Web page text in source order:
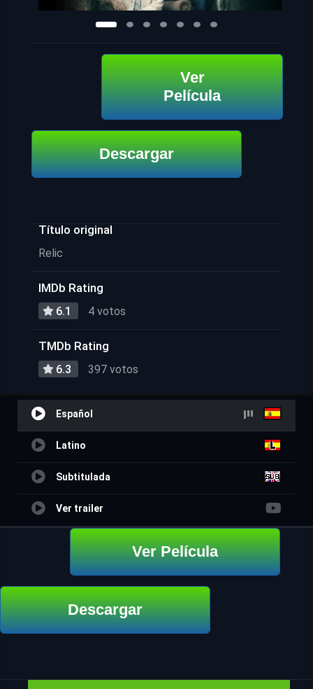
Ver
Película
Descargar
Título original
Relic
IMDb Rating
6.1 4 votos
TMDb Rating
6.3 397 votos
Español
Latino
Subtitulada
Ver trailer
Ver Película
Descargar